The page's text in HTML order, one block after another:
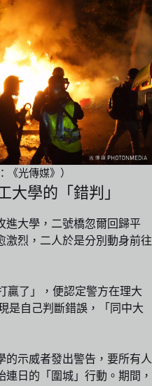
《光傳媒》）
大學的「錯判」
進大學，二號橋忽爾回歸平
激烈，二人於是分別動身前往
贏了」，便認定警方在理大
是自己判斷錯誤，「同中大
的示威者發出警告，要所有人
日的「圍城」行動。期間，